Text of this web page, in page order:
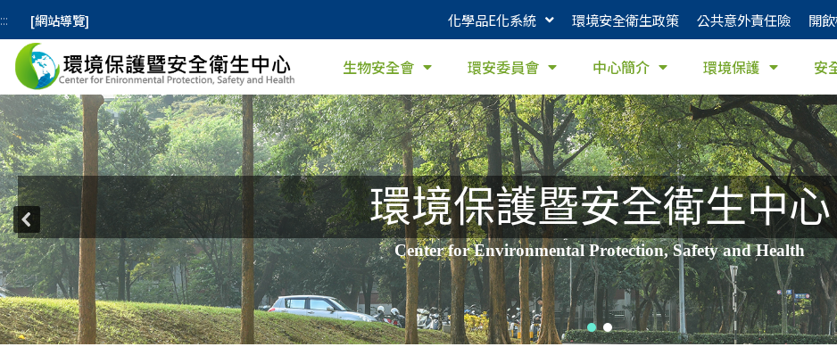
::: [網站導覽] 化學品E化系統 環境安全衛生政策 公共意外責任險 開
生物安全會 環安委員會 中心簡介 環境保護 安
環境保護暨安全衛生中心
Center for Environmental Protection, Safety and Health